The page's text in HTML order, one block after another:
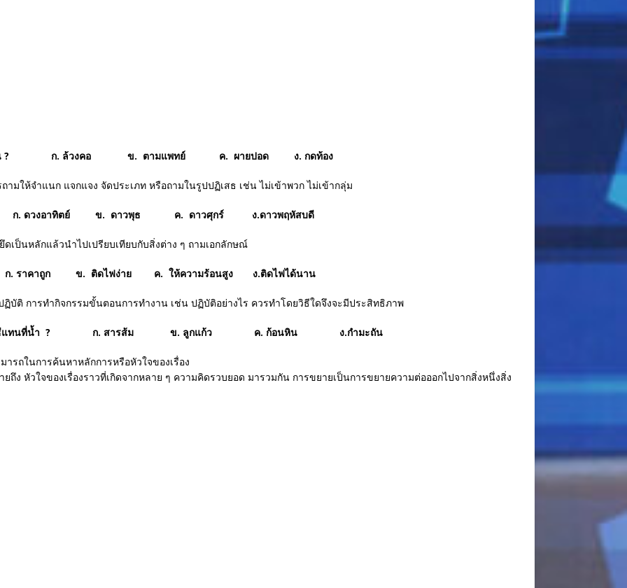
งใดก่อน ? ก. ล้วงคอ ข. ตามแพทย์ ค. ผายปอด ง. กดท้อง
ามให้จำแนก แจกแจง จัดประเภท หรือถามในรูปปฏิเสธ เช่น ไม่เข้าพวก ไม่เข้ากลุ่ม
ร ? ก. ดวงอาทิตย์ ข. ดาวพุธ ค. ดาวศุกร์ ง.ดาวพฤหัสบดี
เป็นหลักแล้วนำไปเปรียบเทียบกับสิ่งต่าง ๆ ถามเอกลักษณ์
. ราคาถูก ข. ติดไฟง่าย ค. ให้ความร้อนสูง ง.ติดไฟได้นาน
บัติ การทำกิจกรรมขั้นตอนการทำงาน เช่น ปฏิบัติอย่างไร ควรทำโดยวิธีใดจึงจะมีประสิทธิภาพ
โดยวิธีแทนที่น้ำ ? ก. สารส้ม ข. ลูกแก้ว ค. ก้อนหิน ง.กำมะถัน
รถในการค้นหาหลักการหรือหัวใจของเรื่อง
ถึง หัวใจของเรื่องราวที่เกิดจากหลาย ๆ ความคิดรวบยอด มารวมกัน การขยายเป็นการขยายความต่อออกไปจากสิ่งหนึ่งสิ่ง